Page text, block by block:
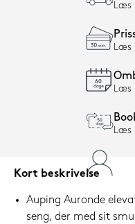
Læs
Læs
Læs
Læs
Kort beskrivelse
Auping Auronde
seng, der med sit